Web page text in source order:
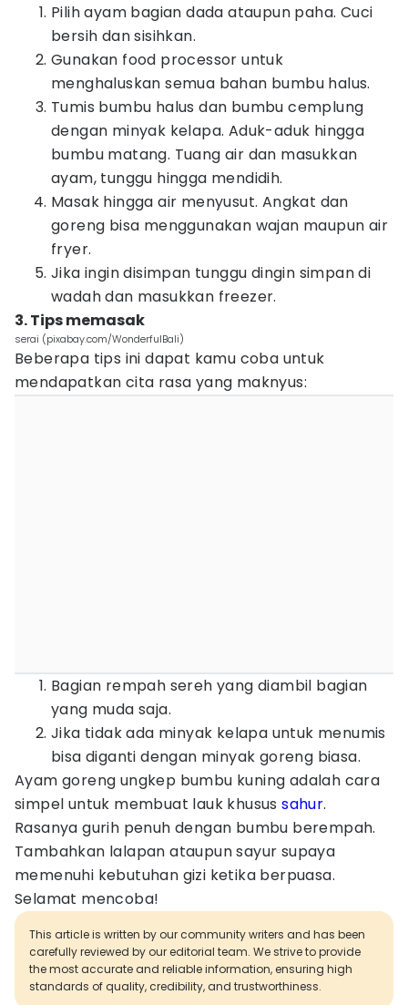
Pilih ayam bagian dada ataupun paha. Cuci
bersih dan sisihkan.
Gunakan food processor untuk
menghaluskan semua bahan bumbu halus.
Tumis bumbu halus dan bumbu cemplung
dengan minyak kelapa. Aduk-aduk hingga
bumbu matang. Tuang air dan masukkan
ayam, tunggu hingga mendidih.
Masak hingga air menyusut. Angkat dan
goreng bisa menggunakan wajan maupun air
fryer.
Jika ingin disimpan tunggu dingin simpan di
wadah dan masukkan freezer.
3. Tips memasak
serai (pixabay.com/WonderfulBali)
Beberapa tips ini dapat kamu coba untuk
mendapatkan cita rasa yang maknyus:
Bagian rempah sereh yang diambil bagian
yang muda saja.
Jika tidak ada minyak kelapa untuk menumis
bisa diganti dengan minyak goreng biasa.
Ayam goreng ungkep bumbu kuning adalah cara
simpel untuk membuat lauk khusussahur.
Rasanya gurih penuh dengan bumbu berempah.
Tambahkan lalapan ataupun sayur supaya
memenuhi kebutuhan gizi ketika berpuasa.
Selamat mencoba!
This article is written by our community writers and has been
carefully reviewed by our editorial team. We strive to provide
the most accurate and reliable information, ensuring high
standards of quality, credibility, and trustworthiness.